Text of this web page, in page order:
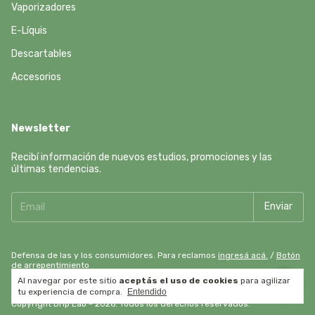
Al navegar por este sitio aceptás el uso de cookies para agilizar
tu experiencia de compra.
Entendido
Vaporizadores
E-Líquis
Descartables
Accesorios
Newsletter
Recibí información de nuevos estudios, promociones y las
últimas tendencias.
Defensa de las y los consumidores. Para reclamos ingresá acá. / Botón
de arrepentimiento
Copyright Drip Lab - 2026. Todos los derechos reservados.